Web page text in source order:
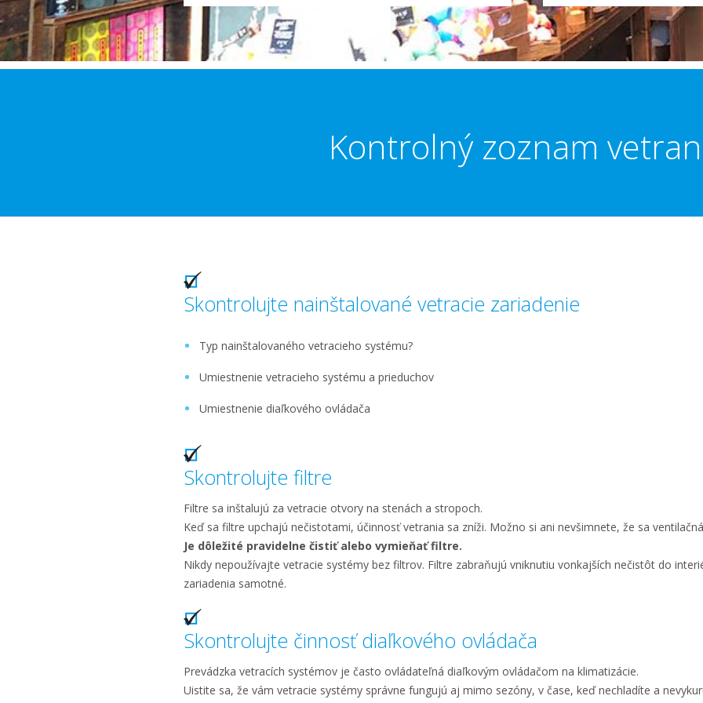
Kontrolný zoznam
Skontrolujte nainštalované vetracie zariadenie
Typ nainštalovaného vetracieho systému?
Umiestnenie vetracieho systému a prieduchov
Umiestnenie diaľkového ovládača
Skontrolujte filtre
Filtre sa inštalujú za vetracie otvory na stenách a stropoch.
Keď sa filtre upchajú nečistotami, účinnosť vetrania sa zníži. Možno si ani nevšimnete, že sa
Je dôležité pravidelne čistiť alebo vymieňať filtre.
Nikdy nepoužívajte vetracie systémy bez filtrov. Filtre zabraňujú vniknutiu vonkajších nečistôt do
zariadenia samotné.
Skontrolujte činnosť diaľkového ovládača
Prevádzka vetracích systémov je často ovládateľná diaľkovým ovládačom na klimatizácie.
Uistite sa, že vám vetracie systémy správne fungujú aj mimo sezóny, v čase, keď nechladíte a